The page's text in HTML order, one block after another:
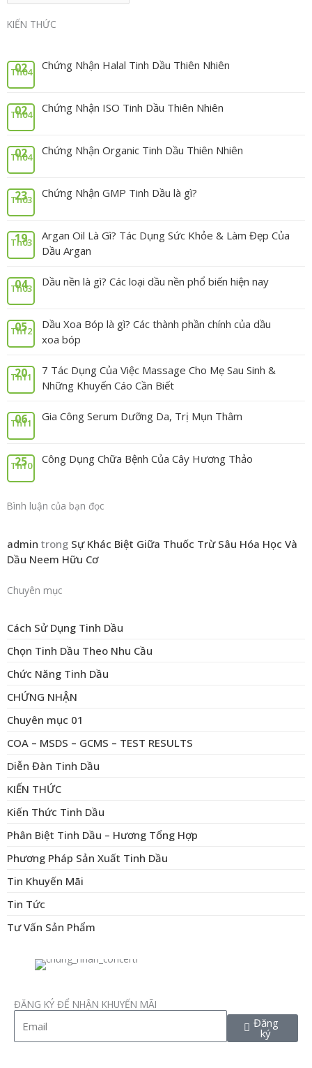
KIẾN THỨC
02
Th04 Chứng Nhận Halal Tinh Dầu Thiên Nhiên
02
Th04 Chứng Nhận ISO Tinh Dầu Thiên Nhiên
02
Th04 Chứng Nhận Organic Tinh Dầu Thiên Nhiên
23
Th03 Chứng Nhận GMP Tinh Dầu là gì?
19
Th03
Argan Oil Là Gì? Tác Dụng Sức Khỏe & Làm Đẹp Của
Dầu Argan
04
Th03 Dầu nền là gì? Các loại dầu nền phổ biến hiện nay
05
Th12
Dầu Xoa Bóp là gì? Các thành phần chính của dầu
xoa bóp
20
Th11
7 Tác Dụng Của Việc Massage Cho Mẹ Sau Sinh &
Những Khuyến Cáo Cần Biết
06
Th11 Gia Công Serum Dưỡng Da, Trị Mụn Thâm
25
Th10 Công Dụng Chữa Bệnh Của Cây Hương Thảo
Bình luận của bạn đọc
admin trong Sự Khác Biệt Giữa Thuốc Trừ Sâu Hóa Học Và
Dầu Neem Hữu Cơ
Chuyên mục
Cách Sử Dụng Tinh Dầu
Chọn Tinh Dầu Theo Nhu Cầu
Chức Năng Tinh Dầu
CHỨNG NHẬN
Chuyên mục 01
COA – MSDS – GCMS – TEST RESULTS
Diễn Đàn Tinh Dầu
KIẾN THỨC
Kiến Thức Tinh Dầu
Phân Biệt Tinh Dầu – Hương Tổng Hợp
Phương Pháp Sản Xuất Tinh Dầu
Tin Khuyến Mãi
Tin Tức
Tư Vấn Sản Phẩm
ĐĂNG KÝ ĐỂ NHẬN KHUYẾN MÃI
Đăng
ký